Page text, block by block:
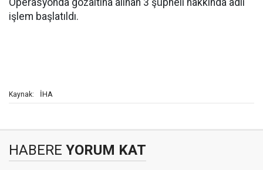
Operasyonda gözaltına alınan 3 şüpheli hakkında adli
işlem başlatıldı.
Kaynak: İHA
HABERE YORUM KAT